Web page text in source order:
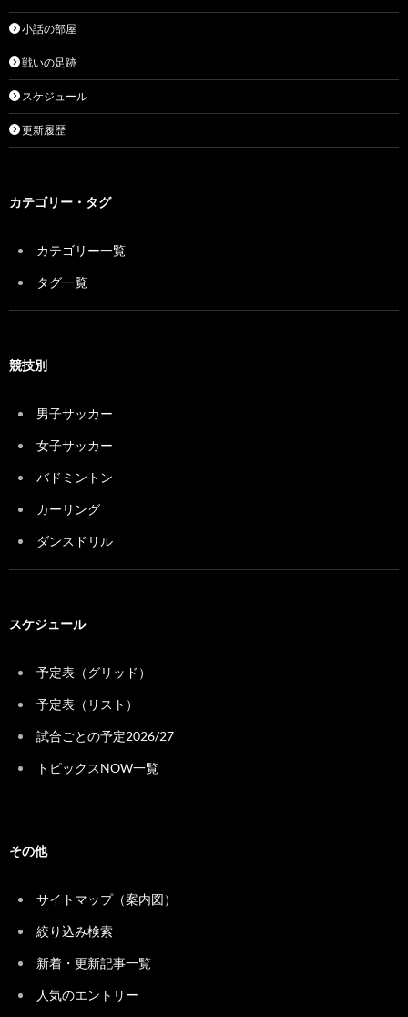
小話の部屋
戦いの足跡
スケジュール
更新履歴
カテゴリー・タグ
カテゴリー一覧
タグ一覧
競技別
男子サッカー
女子サッカー
バドミントン
カーリング
ダンスドリル
スケジュール
予定表（グリッド）
予定表（リスト）
試合ごとの予定2026/27
トピックスNOW一覧
その他
サイトマップ（案内図）
絞り込み検索
新着・更新記事一覧
人気のエントリー